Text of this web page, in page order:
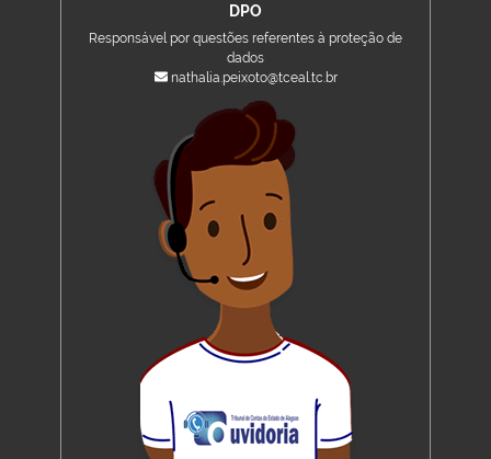
DPO
Responsável por questões referentes à proteção de
dados
nathalia.peixoto@tceal.tc.br